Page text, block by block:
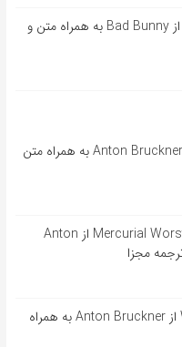
آهنگ اسپانیایی Booker T از Bad Bunny به همراه متن و
آهنگ آلمانی Zerrissen از Anton Bruckner به همراه متن
آهنگ آلمانی Mercurial Worst Case Band از Anton
آهنگ آلمانی Wer wir sind از Anton Bruckner به همراه